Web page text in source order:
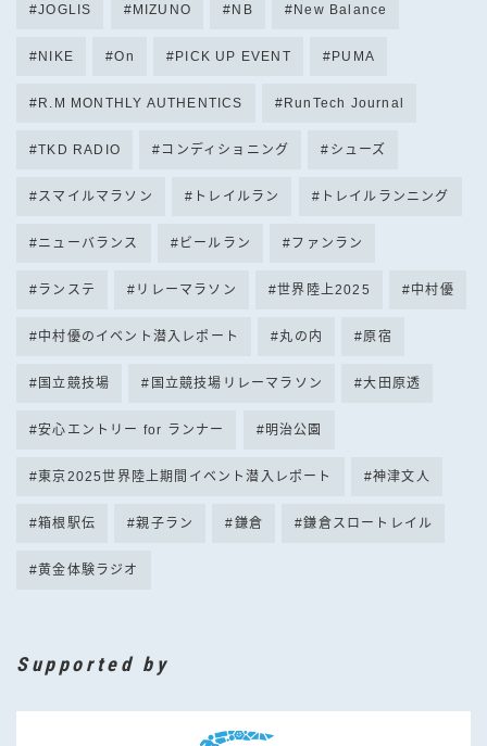
JOGLIS MIZUNO NB New Balance
NIKE On PICK UP EVENT PUMA
R.M MONTHLY AUTHENTICS RunTech Journal
TKD RADIO コンディショニング シューズ
スマイルマラソン トレイルラン トレイルランニング
ニューバランス ビールラン ファンラン
ランステ リレーマラソン 世界陸上2025 中村優
中村優のイベント潜入レポート 丸の内 原宿
国立競技場 国立競技場リレーマラソン 大田原透
安心エントリー for ランナー 明治公園
東京2025世界陸上期間イベント潜入レポート 神津文人
箱根駅伝 親子ラン 鎌倉 鎌倉スロートレイル
黄金体験ラジオ
Supported by